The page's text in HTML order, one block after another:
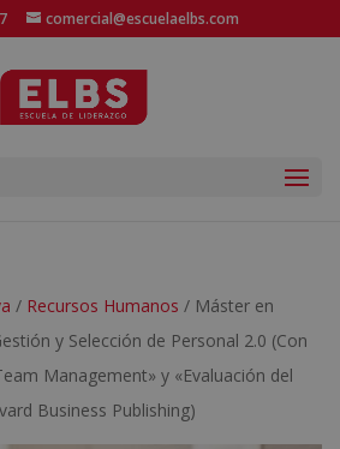
comercial@escuelaelbs.com
/ Recursos Humanos / Máster en
y Selección de Personal 2.0 (Con
Management» y «Evaluación del
Business Publishing)